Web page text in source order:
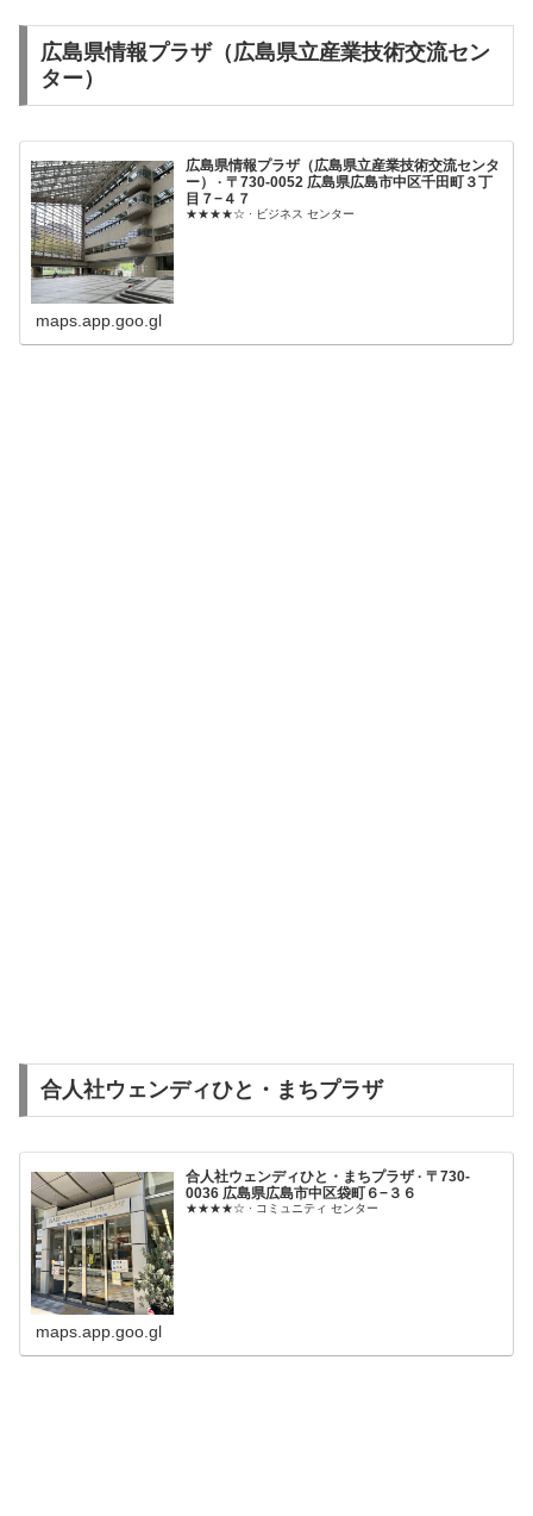
広島県情報プラザ（広島県立産業技術交流セン
ター）
広島県情報プラザ（広島県立産業技術交流センタ
ー） · 〒730-0052 広島県広島市中区千田町３丁
目７−４７
★★★★☆ · ビジネス センター
maps.app.goo.gl
合人社ウェンディひと・まちプラザ
合人社ウェンディひと・まちプラザ · 〒730-
0036 広島県広島市中区袋町６−３６
★★★★☆ · コミュニティ センター
maps.app.goo.gl